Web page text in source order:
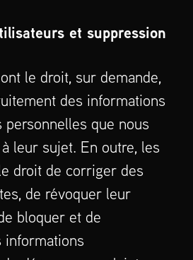
et suppression
le droit, sur demande,
des informations
que nous
leur sujet. En outre, les
droit de corriger des
de révoquer leur
bloquer et de